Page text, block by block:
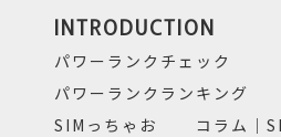
INTRODUCTION
パワーランクチェック
パワーランクランキング
SIMっちゃお
コラム｜